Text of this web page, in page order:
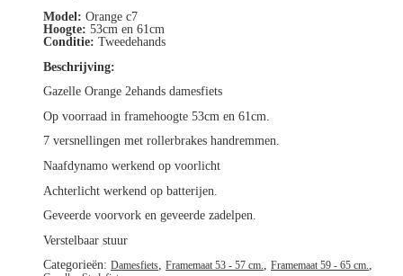
Model: Orange c7
Hoogte: 53cm en 61cm
Conditie: Tweedehands
Beschrijving:
Gazelle Orange 2ehands damesfiets
Op voorraad in framehoogte 53cm en 61cm.
7 versnellingen met rollerbrakes handremmen.
Naafdynamo werkend op voorlicht
Achterlicht werkend op batterijen.
Geveerde voorvork en geveerde zadelpen.
Verstelbaar stuur
Categorieën: Damesfiets, Framemaat 53 - 57 cm., Framemaat 59 - 65 cm.,